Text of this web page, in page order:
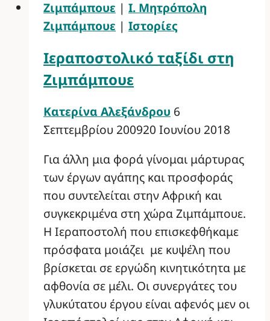
Ζιμπάμπουε | Ι. Μητρόπολη
Ζιμπάμπουε | Ιστορίες
Ιεραποστολικό ταξίδι στη
Ζιμπάμπουε
Κατερίνα Αλεξάνδρου 6
Σεπτεμβρίου 200920 Ιουνίου 2018
Για άλλη μια φορά γίνομαι μάρτυρας
των έργων αγάπης και προσφοράς
που συντελείται στην Αφρική και
συγκεκριμένα στη χώρα Ζιμπάμπουε.
Η Ιεραποστολή που επισκεφθήκαμε
πρόσφατα μοιάζει με κυψέλη που
βρίσκεται σε εργώδη κινητικότητα με
αφθονία σε μέλι. Οι συνεργάτες του
γλυκύτατου έργου είναι αφενός μεν οι